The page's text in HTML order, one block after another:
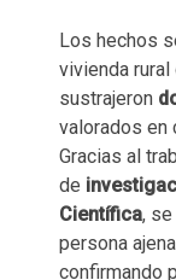
Los hechos
vivienda rural
sustrajeron
valorados en
Gracias al
de
Científica,
persona
confirmando